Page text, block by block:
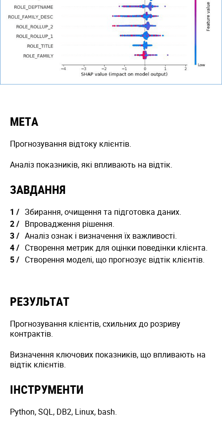
МЕТА
Прогнозування відтоку клієнтів.
Аналіз показників, які впливають на відтік.
ЗАВДАННЯ
Збирання, очищення та підготовка даних.
Впровадження рішення.
Аналіз ознак і визначення їх важливості.
Створення метрик для оцінки поведінки клієнта.
Створення моделі, що прогнозує відтік клієнтів.
РЕЗУЛЬТАТ
Прогнозування клієнтів, схильних до розриву
контрактів.
Визначення ключових показників, що впливають на
відтік клієнтів.
ІНСТРУМЕНТИ
Python, SQL, DB2, Linux, bash.